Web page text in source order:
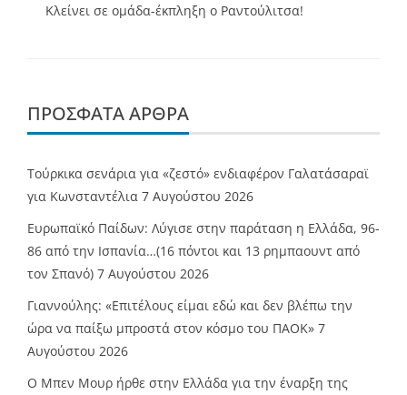
Κλείνει σε ομάδα-έκπληξη ο Ραντούλιτσα!
ΠΡΌΣΦΑΤΑ ΆΡΘΡΑ
Τούρκικα σενάρια για «ζεστό» ενδιαφέρον Γαλατάσαραϊ
για Κωνσταντέλια 7 Αυγούστου 2026
Ευρωπαϊκό Παίδων: Λύγισε στην παράταση η Ελλάδα, 96-
86 από την Ισπανία…(16 πόντοι και 13 ρημπαουντ από
τον Σπανό) 7 Αυγούστου 2026
Γιαννούλης: «Επιτέλους είμαι εδώ και δεν βλέπω την
ώρα να παίξω μπροστά στον κόσμο του ΠΑΟΚ» 7
Αυγούστου 2026
O Mπεν Μουρ ήρθε στην Ελλάδα για την έναρξη της